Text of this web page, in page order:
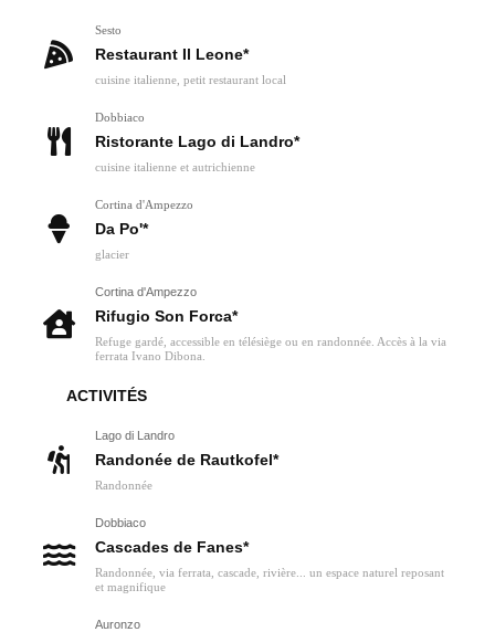
Sesto
Restaurant Il Leone*
cuisine italienne, petit restaurant local
Dobbiaco
Ristorante Lago di Landro*
cuisine italienne et autrichienne
Cortina d'Ampezzo
Da Po'*
glacier
Cortina d'Ampezzo
Rifugio Son Forca*
Refuge gardé, accessible en télésiège ou en randonnée. Accès à la via
ferrata Ivano Dibona.
ACTIVITÉS
Lago di Landro
Randonée de Rautkofel*
Randonnée
Dobbiaco
Cascades de Fanes*
Randonnée, via ferrata, cascade, rivière... un espace naturel reposant
et magnifique
Auronzo